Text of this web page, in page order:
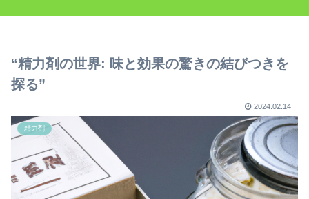
“精力剤の世界: 味と効果の驚きの結びつきを
探る”
2024.02.14
精力剤